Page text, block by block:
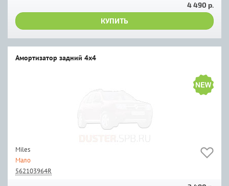
4 490 р.
КУПИТЬ
Амортизатор задний 4х4
Miles
Мало
562103964R